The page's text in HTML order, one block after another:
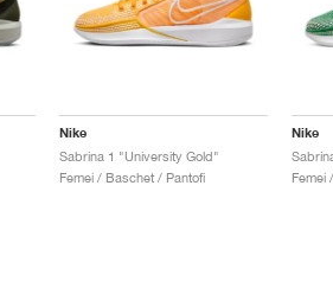
Nike
Sabrina 1 "University Gold"
Femei / Baschet / Pantofi
Nike
Femei